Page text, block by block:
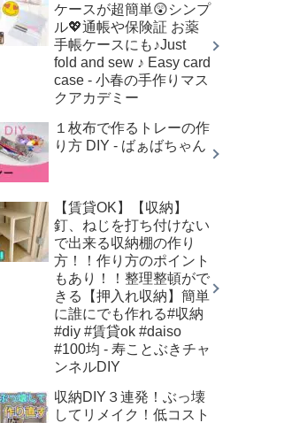
ケースが超簡単😲シンプ
ル💖通帳や保険証 お薬
手帳ケースにも♪Just
fold and sew ♪ Easy card
case - 小春の手作りマス
クアカデミー
１枚布で作るトレーの作
り方 DIY - ばぁばちゃん
【賃貸OK】【収納】
釘、ねじを打ち付けない
で出来る収納棚の作り
方！！作り方のポイント
もあり！！整理整頓がで
きる【押入れ収納】簡単
に誰にでも作れる#収納
#diy #賃貸ok #daiso
#100均 - 寿ことぶきチャ
ンネルDIY
収納DIY３連発！ぶっ壊
してリメイク！低コスト